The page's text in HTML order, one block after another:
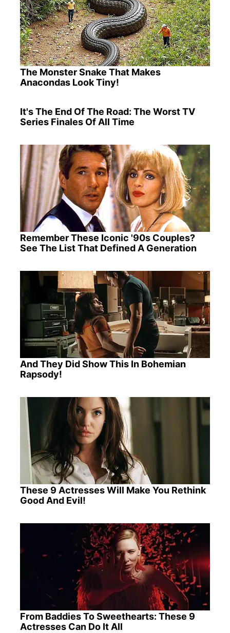
The Monster Snake That Makes
Anacondas Look Tiny!
It's The End Of The Road: The Worst TV
Series Finales Of All Time
Remember These Iconic '90s Couples?
See The List That Defined A Generation
And They Did Show This In Bohemian
Rapsody!
These 9 Actresses Will Make You Rethink
Good And Evil!
From Baddies To Sweethearts: These 9
Actresses Can Do It All